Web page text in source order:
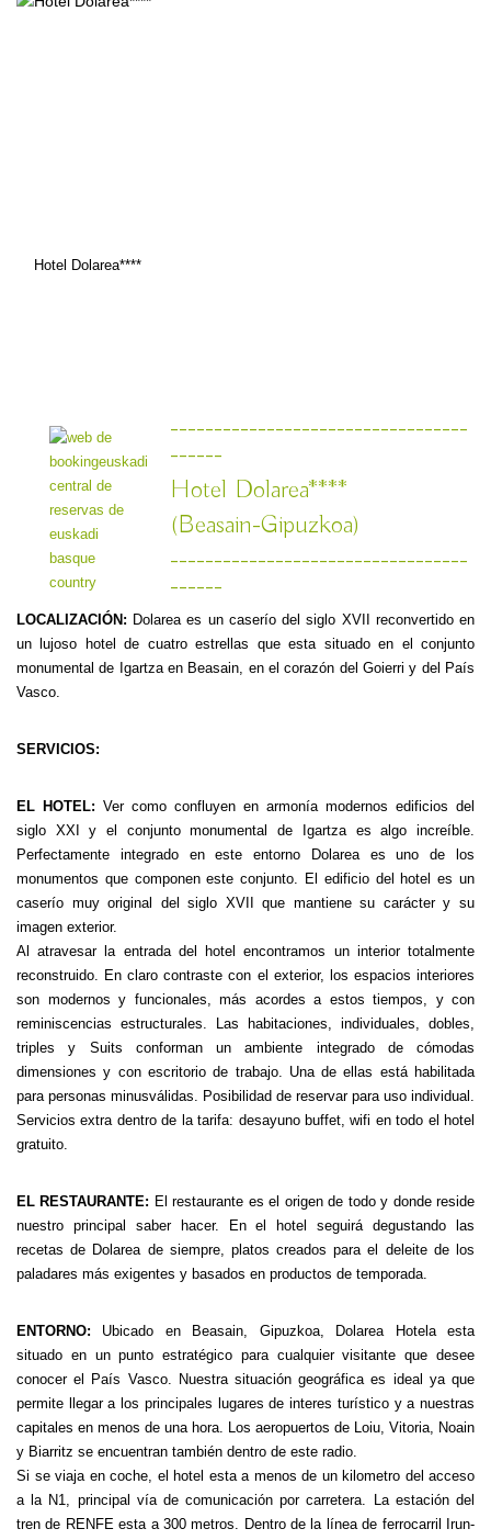
Hotel Dolarea****
----------------------------------
------
Hotel Dolarea****
(Beasain-Gipuzkoa)
----------------------------------
------
LOCALIZACIÓN: Dolarea es un caserío del siglo XVII reconvertido en
un lujoso hotel de cuatro estrellas que esta situado en el conjunto
monumental de Igartza en Beasain, en el corazón del Goierri y del País
Vasco.
SERVICIOS:
EL HOTEL: Ver como confluyen en armonía modernos edificios del
siglo XXI y el conjunto monumental de Igartza es algo increíble.
Perfectamente integrado en este entorno Dolarea es uno de los
monumentos que componen este conjunto. El edificio del hotel es un
caserío muy original del siglo XVII que mantiene su carácter y su
imagen exterior.
Al atravesar la entrada del hotel encontramos un interior totalmente
reconstruido. En claro contraste con el exterior, los espacios interiores
son modernos y funcionales, más acordes a estos tiempos, y con
reminiscencias estructurales. Las habitaciones, individuales, dobles,
triples y Suits conforman un ambiente integrado de cómodas
dimensiones y con escritorio de trabajo. Una de ellas está habilitada
para personas minusválidas. Posibilidad de reservar para uso individual.
Servicios extra dentro de la tarifa: desayuno buffet, wifi en todo el hotel
gratuito.
EL RESTAURANTE: El restaurante es el origen de todo y donde reside
nuestro principal saber hacer. En el hotel seguirá degustando las
recetas de Dolarea de siempre, platos creados para el deleite de los
paladares más exigentes y basados en productos de temporada.
ENTORNO: Ubicado en Beasain, Gipuzkoa, Dolarea Hotela esta
situado en un punto estratégico para cualquier visitante que desee
conocer el País Vasco. Nuestra situación geográfica es ideal ya que
permite llegar a los principales lugares de interes turístico y a nuestras
capitales en menos de una hora. Los aeropuertos de Loiu, Vitoria, Noain
y Biarritz se encuentran también dentro de este radio.
Si se viaja en coche, el hotel esta a menos de un kilometro del acceso
a la N1, principal vía de comunicación por carretera. La estación del
tren de RENFE esta a 300 metros. Dentro de la línea de ferrocarril Irun-